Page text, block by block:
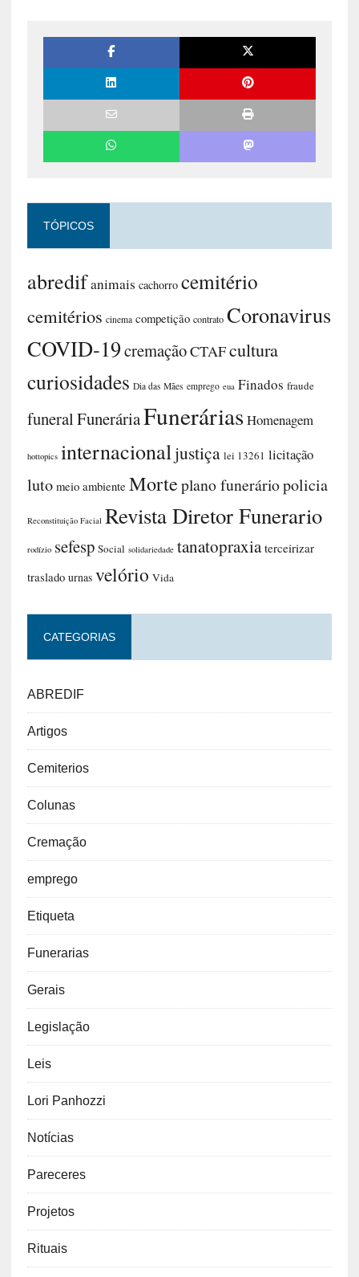
TÓPICOS
abredifanimais cachorro cemitério
cemitérios cinema competição contrato Coronavirus
COVID-19cremaçãoCTAFcultura
curiosidades Dia das Mães emprego eua Finados fraude
funeralFuneráriaFuneráriasHomenagem
hottopics internacionaljustiça lei 13261 licitação
luto meio ambiente Morteplano funeráriopolicia
Reconstituição Facial Revista Diretor Funerario
rodízio sefesp Social solidariedade tanatopraxia terceirizar
traslado urnas velório Vida
CATEGORIAS
ABREDIF
Artigos
Cemiterios
Colunas
Cremação
emprego
Etiqueta
Funerarias
Gerais
Legislação
Leis
Lori Panhozzi
Notícias
Pareceres
Projetos
Rituais